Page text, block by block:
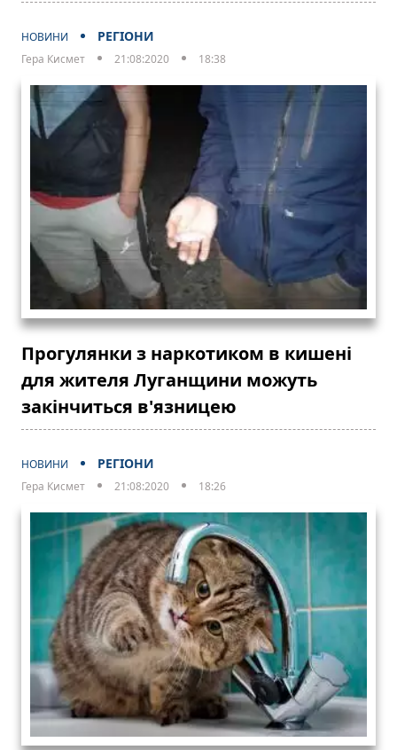
НОВИНИ РЕГІОНИ
Гера Кисмет 21:08:2020 18:38
Прогулянки з наркотиком в кишені
для жителя Луганщини можуть
закінчиться в'язницею
НОВИНИ РЕГІОНИ
Гера Кисмет 21:08:2020 18:26